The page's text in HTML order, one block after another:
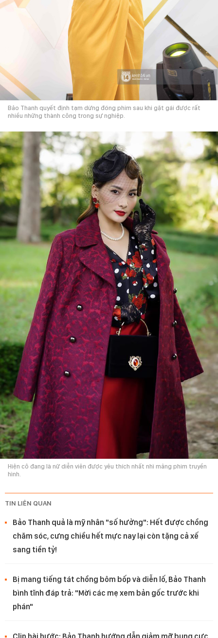
Bảo Thanh quyết định tạm dừng đóng phim sau khi gặt gái được rất
nhiều những thành công trong sự nghiệp.
Hiện cô đang là nữ diễn viên được yêu thích nhất nhì mảng phim truyền
hình.
TIN LIÊN QUAN
Bảo Thanh quả là mỹ nhân "số hưởng": Hết được chồng
chăm sóc, cưng chiều hết mực nay lại còn tặng cả xế
sang tiền tỷ!
Bị mang tiếng tát chồng bôm bốp và diễn lố, Bảo Thanh
bình tĩnh đáp trả: "Mời các mẹ xem bản gốc trước khi
phán"